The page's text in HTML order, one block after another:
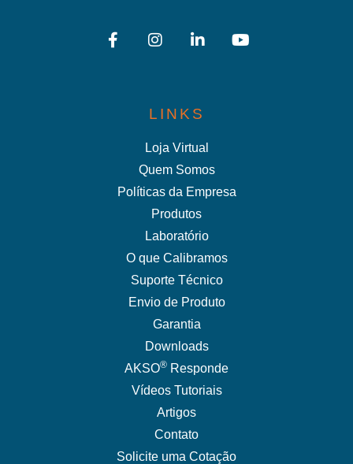
LINKS
Loja Virtual
Quem Somos
Políticas da Empresa
Produtos
Laboratório
O que Calibramos
Suporte Técnico
Envio de Produto
Garantia
Downloads
AKSO® Responde
Vídeos Tutoriais
Artigos
Contato
Solicite uma Cotação